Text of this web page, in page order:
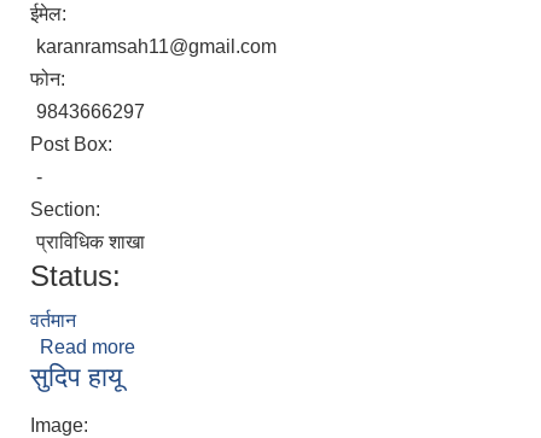
ईमेल:
karanramsah11@gmail.com
फोन:
9843666297
Post Box:
-
Section:
प्राविधिक शाखा
Status:
वर्तमान
Read more
सुदिप हायू
Image: